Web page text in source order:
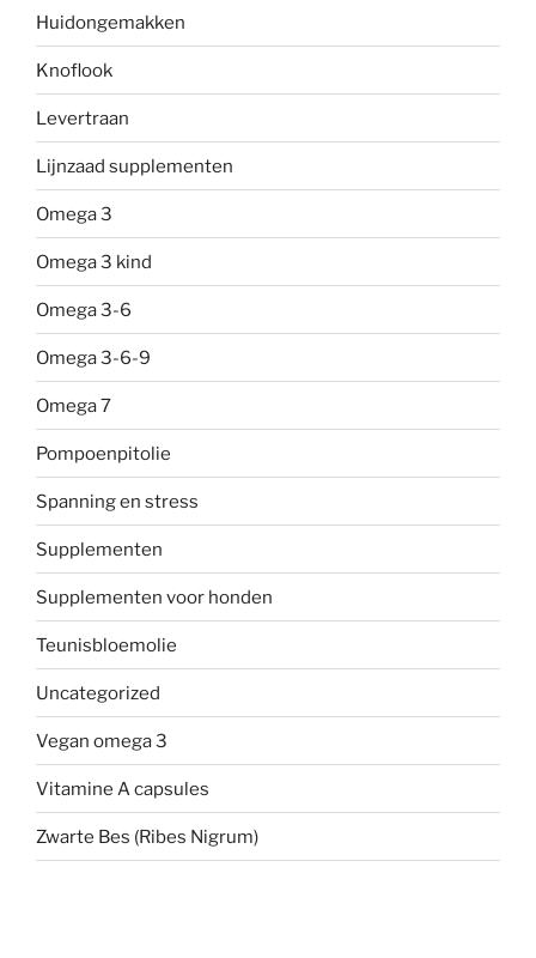
Huidongemakken
Knoflook
Levertraan
Lijnzaad supplementen
Omega 3
Omega 3 kind
Omega 3-6
Omega 3-6-9
Omega 7
Pompoenpitolie
Spanning en stress
Supplementen
Supplementen voor honden
Teunisbloemolie
Uncategorized
Vegan omega 3
Vitamine A capsules
Zwarte Bes (Ribes Nigrum)